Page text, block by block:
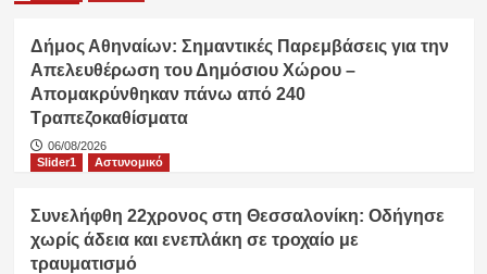
Δήμος Αθηναίων: Σημαντικές Παρεμβάσεις για την
Απελευθέρωση του Δημόσιου Χώρου –
Απομακρύνθηκαν πάνω από 240
Τραπεζοκαθίσματα
06/08/2026
Slider1
Αστυνομικό
Συνελήφθη 22χρονος στη Θεσσαλονίκη: Οδήγησε
χωρίς άδεια και ενεπλάκη σε τροχαίο με
τραυματισμό